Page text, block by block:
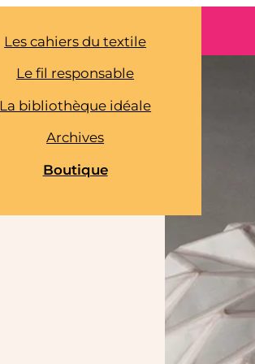
Les cahiers du textile
Le fil responsable
La bibliothèque idéale
Archives
Boutique